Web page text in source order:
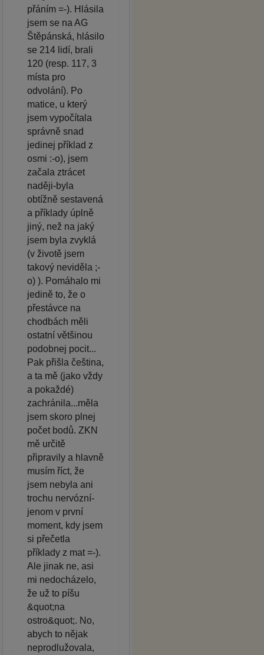
přáním =-). Hlásila
jsem se na AG
Štěpánská, hlásilo
se 214 lidí, brali
120 (resp. 117, 3
místa pro
odvolání). Po
matice, u který
jsem vypočítala
správně snad
jedinej příklad z
osmi :-o), jsem
začala ztrácet
naději-byla
obtížně sestavená
a příklady úplně
jiný, než na jaký
jsem byla zvyklá
(v životě jsem
takový neviděla ;-
o) ). Pomáhalo mi
jedině to, že o
přestávce na
chodbách měli
ostatní většinou
podobnej pocit...
Pak přišla čeština,
a ta mě (jako vždy
a pokaždé)
zachránila...měla
jsem skoro plnej
počet bodů. ZKN
mě určitě
připravily a hlavně
musím říct, že
jsem nebyla ani
trochu nervózní-
jenom v první
moment, kdy jsem
si přečetla
příklady z mat =-).
Ale jinak ne, asi
mi nedocházelo,
že už to píšu
&quot;na
ostro&quot;. No,
abych to nějak
neprodlužovala,